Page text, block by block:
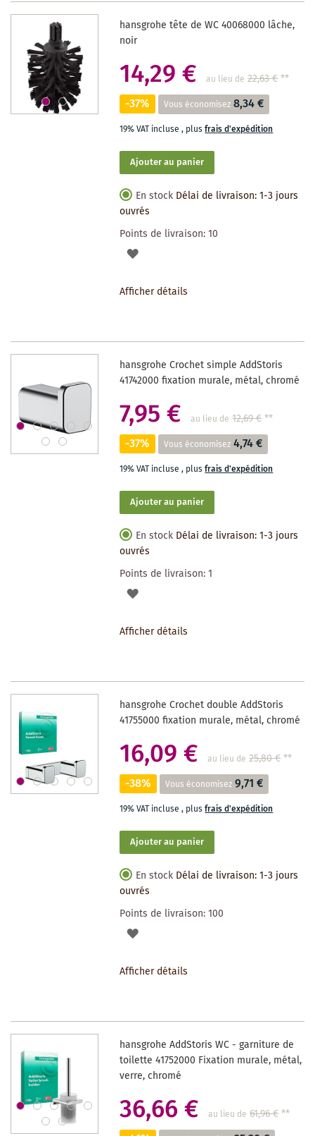
SOUHAITS
hansgrohe tête de WC 40068000 lâche,
noir
14,29 € au lieu de 22,63 €**
-37% Vous économisez 8,34 €
19% VAT incluse, plusfrais d'expédition
Ajouter au panier
En stock Délai de livraison: 1-3 jours
ouvrés
Points de livraison:10
AJOUTER
SOUHAITS
Afficher détails
hansgrohe Crochet simple AddStoris
41742000 fixation murale, métal, chromé
7,95 € au lieu de 12,69 €**
-37% Vous économisez 4,74 €
19% VAT incluse, plusfrais d'expédition
Ajouter au panier
En stock Délai de livraison: 1-3 jours
ouvrés
Points de livraison:1
AJOUTER
SOUHAITS
Afficher détails
hansgrohe Crochet double AddStoris
41755000 fixation murale, métal, chromé
16,09 € au lieu de 25,80 €**
-38% Vous économisez 9,71 €
19% VAT incluse, plusfrais d'expédition
Ajouter au panier
En stock Délai de livraison: 1-3 jours
ouvrés
Points de livraison:100
AJOUTER
SOUHAITS
Afficher détails
hansgrohe AddStoris WC - garniture de
toilette 41752000 Fixation murale, métal,
verre, chromé
36,66 € au lieu de 61,96 €**